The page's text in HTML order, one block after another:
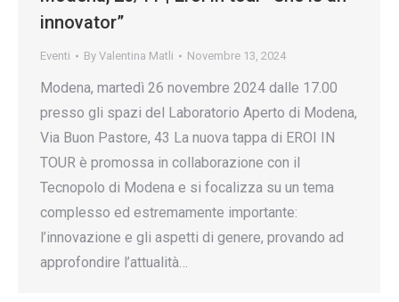
innovator”
Eventi By Valentina Matli Novembre 13, 2024
Modena, martedì 26 novembre 2024 dalle 17.00
presso gli spazi del Laboratorio Aperto di Modena,
Via Buon Pastore, 43 La nuova tappa di EROI IN
TOUR è promossa in collaborazione con il
Tecnopolo di Modena e si focalizza su un tema
complesso ed estremamente importante:
l’innovazione e gli aspetti di genere, provando ad
approfondire l’attualità…